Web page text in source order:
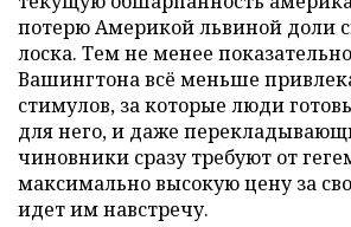
потерю Америкой львиной доли
лоска. Тем не менее
Вашингтона всё меньше
стимулов, за которые люди
для него, и даже
чиновники сразу требуют от
максимально высокую цену за
идет им навстречу.